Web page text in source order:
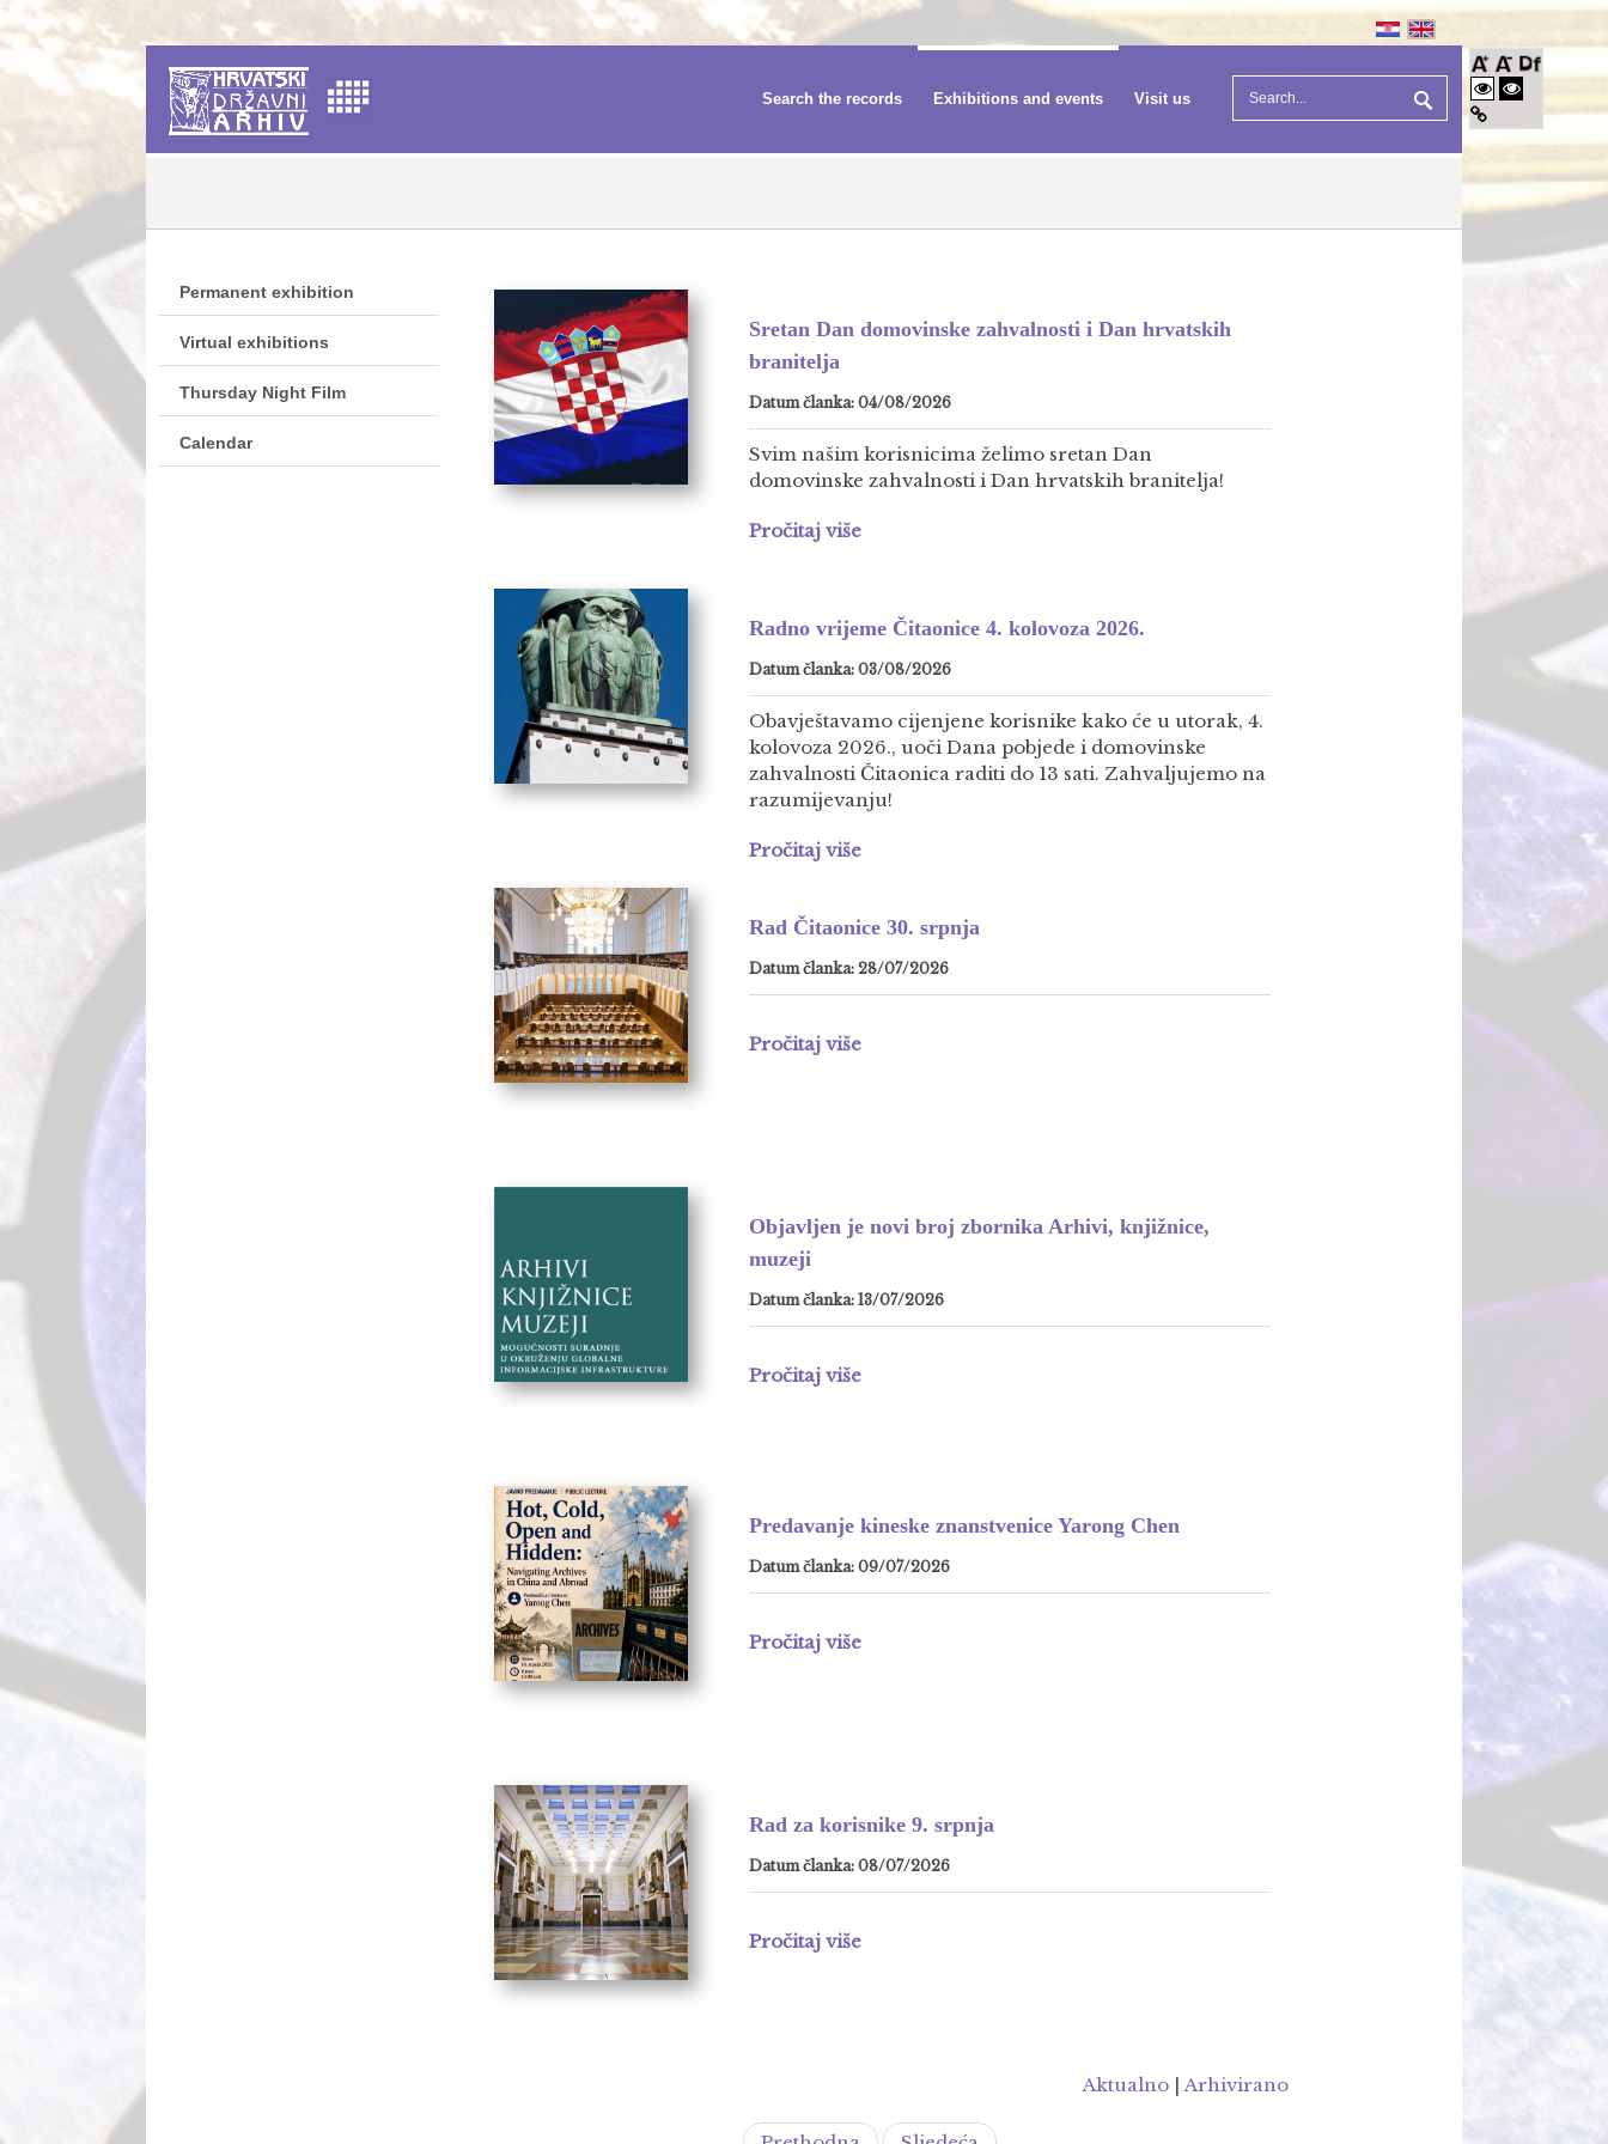
Search the records Exhibitions and events Visit us
Permanent exhibition
Virtual exhibitions
Thursday Night Film
Calendar
Sretan Dan domovinske zahvalnosti i Dan hrvatskih
branitelja
Datum članka: 04/08/2026
Svim našim korisnicima želimo sretan Dan
domovinske zahvalnosti i Dan hrvatskih branitelja!
Pročitaj više
Radno vrijeme Čitaonice 4. kolovoza 2026.
Datum članka: 03/08/2026
Obavještavamo cijenjene korisnike kako će u utorak, 4.
kolovoza 2026., uoči Dana pobjede i domovinske
zahvalnosti Čitaonica raditi do 13 sati. Zahvaljujemo na
razumijevanju!
Pročitaj više
Rad Čitaonice 30. srpnja
Datum članka: 28/07/2026
Pročitaj više
Objavljen je novi broj zbornika Arhivi, knjižnice,
muzeji
Datum članka: 13/07/2026
Pročitaj više
Predavanje kineske znanstvenice Yarong Chen
Datum članka: 09/07/2026
Pročitaj više
Rad za korisnike 9. srpnja
Datum članka: 08/07/2026
Pročitaj više
Aktualno |Arhivirano